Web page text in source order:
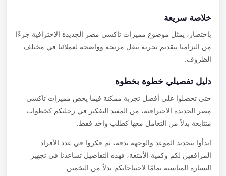
خلاصة سريعة
باختصار، يمثل موضوع مميزات تاكسي مصر الجديدة الاحترافية جزءًا
من التزامنا بتقديم تجربة تنقل مريحة وواضحة لعملائنا في مختلف
الظروف.
دليل تفصيلي خطوة بخطوة
حتى تحصلوا على أفضل تجربة ممكنة فيما يخص مميزات تاكسي
مصر الجديدة الاحترافية، من المفيد التفكير في رحلتكم كخطوات
متتابعة بدلاً من التعامل معها كطلب واحد فقط.
ابدأوا بتحديد الموعد والوجهة بدقة، ثم فكروا في عدد الأفراد
المرافقين لكم وكمية الأمتعة، فهذه التفاصيل تساعدنا في تجهيز
السيارة المناسبة تمامًا لاحتياجاتكم بدلاً من التخمين.